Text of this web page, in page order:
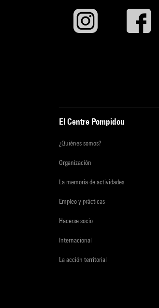
El Centre Pompidou
¿Quiénes somos?
Organización
La memoria de actividades
Empleo y prácticas
Hacerse socio
Internacional
La acción territorial